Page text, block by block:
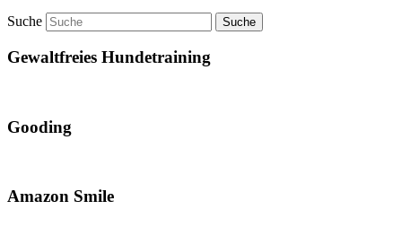
Suche
Gewaltfreies Hundetraining
Gooding
Amazon Smile